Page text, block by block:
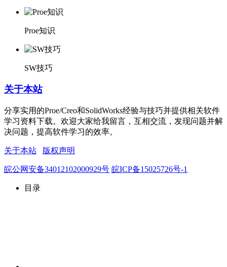
Proe知识
SW技巧
关于本站
分享实用的Proe/Creo和SolidWorks经验与技巧并提供相关软件
学习资料下载。欢迎大家给我留言，互相交流，发现问题并解
决问题，提高软件学习的效率。
关于本站 版权声明
皖公网安备34012102000929号 皖ICP备15025726号-1
目录